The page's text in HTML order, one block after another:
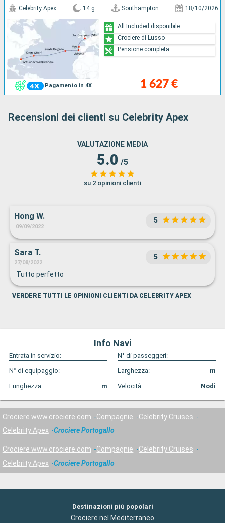
Pagamento in 4X
Celebrity Apex 14 g Southampton 18/10/2026
1 627 €
All Included disponibile
Crociere di Lusso
Pensione completa
Recensioni dei clienti su Celebrity Apex
VALUTAZIONE MEDIA
5.0 /5
su 2 opinioni clienti
Hong W.
09/09/2022
5
Sara T.
27/08/2022
5
Tutto perfetto
VERDERE TUTTI LE OPINIONI CLIENTI DA CELEBRITY APEX
Info Navi
Entrata in servizio:
N° di passeggeri:
N° di equipaggio:
Larghezza:
m
Lunghezza:
m Velocità: Nodi
Crociere www.crociere.com Compagnie
Celebrity Cruises
Celebrity Apex
Crociere Portogallo
Crociere www.crociere.com Compagnie
Celebrity Cruises
Celebrity Apex
Crociere Portogallo
Destinazioni più popolari
Crociere nel Mediterraneo